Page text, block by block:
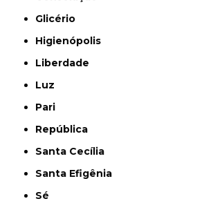
Glicério
Higienópolis
Liberdade
Luz
Pari
República
Santa Cecília
Santa Efigênia
Sé